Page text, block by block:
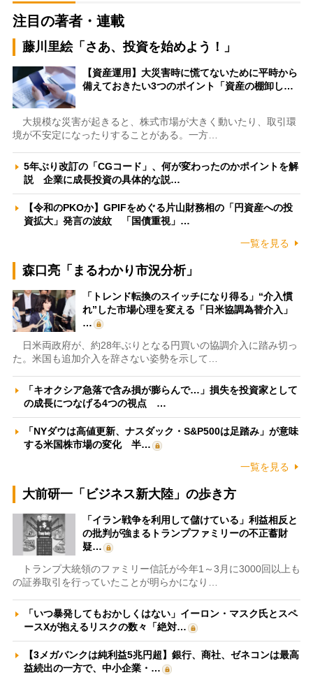
注目の著者・連載
藤川里絵「さあ、投資を始めよう！」
【資産運用】大災害時に慌てないために平時から
備えておきたい3つのポイント「資産の棚卸し…
大規模な災害が起きると、株式市場が大きく動いたり、取引環
境が不安定になったりすることがある。一方…
5年ぶり改訂の「CGコード」、何が変わったのかポイントを解
説 企業に成長投資の具体的な説…
【令和のPKOか】GPIFをめぐる片山財務相の「円資産への投
資拡大」発言の波紋 「国債重視」…
一覧を見る
森口亮「まるわかり市況分析」
「トレンド転換のスイッチになり得る」“介入慣
れ”した市場心理を変える「日米協調為替介入」
…
日米両政府が、約28年ぶりとなる円買いの協調介入に踏み切っ
た。米国も追加介入を辞さない姿勢を示して…
「キオクシア急落で含み損が膨らんで…」損失を投資家として
の成長につなげる4つの視点 …
「NYダウは高値更新、ナスダック・S&P500は足踏み」が意味
する米国株市場の変化 半…
一覧を見る
大前研一「ビジネス新大陸」の歩き方
「イラン戦争を利用して儲けている」利益相反と
の批判が強まるトランプファミリーの不正蓄財
疑…
トランプ大統領のファミリー信託が今年1～3月に3000回以上も
の証券取引を行っていたことが明らかになり…
「いつ暴発してもおかしくはない」イーロン・マスク氏とスペ
ースXが抱えるリスクの数々「絶対…
【3メガバンクは純利益5兆円超】銀行、商社、ゼネコンは最高
益続出の一方で、中小企業・…